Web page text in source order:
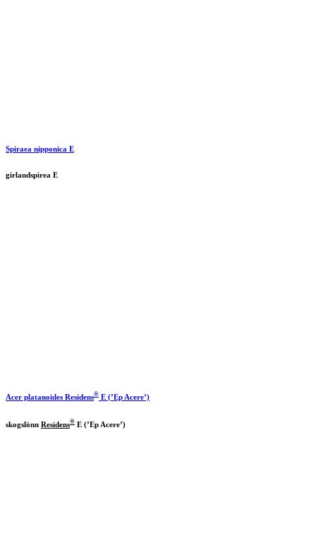
Spiraea nipponica E
girlandspirea E
Acer platanoides Residens® E (’Ep Acere’)
skogslönn Residens® E (’Ep Acere’)